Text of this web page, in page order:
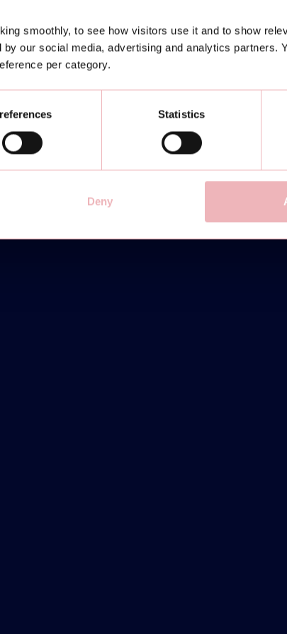
smoothly, to see how visitors use it and to show
our social media, advertising and analytics partners.
per category.
Statistics
Deny